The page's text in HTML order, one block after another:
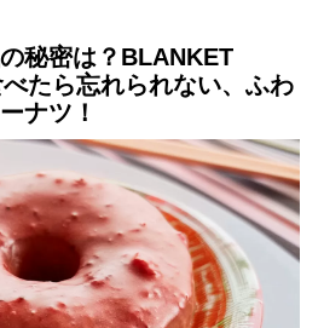
秘密は？BLANKET
たら忘れられない、ふわ
ナツ！